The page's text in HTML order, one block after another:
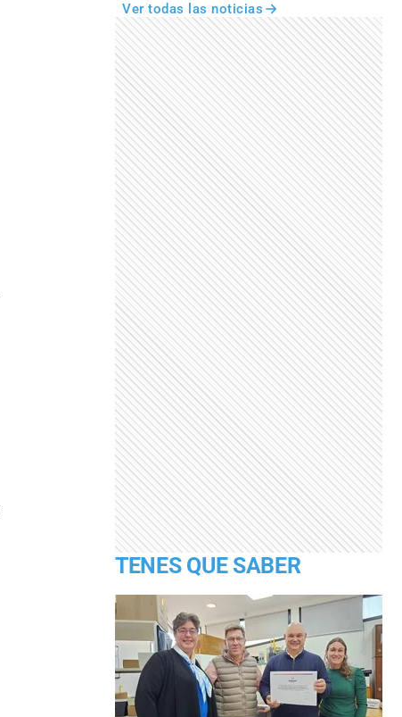
Ver todas las noticias
TENES QUE SABER